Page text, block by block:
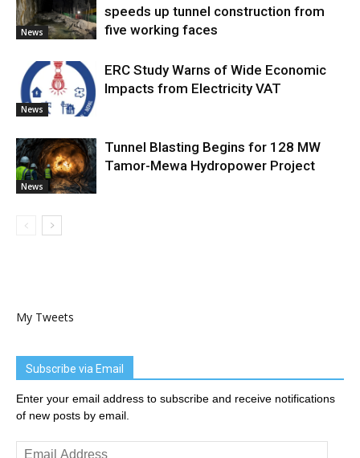
News
speeds up tunnel construction from
five working faces
News
ERC Study Warns of Wide Economic
Impacts from Electricity VAT
News
Tunnel Blasting Begins for 128 MW
Tamor-Mewa Hydropower Project
My Tweets
Subscribe via Email
Enter your email address to subscribe and receive notifications
of new posts by email.
Email